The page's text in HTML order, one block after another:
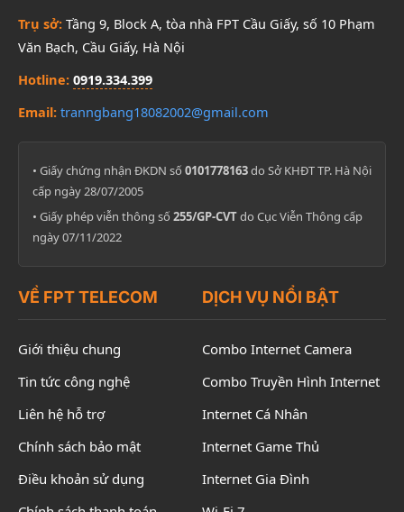
Trụ sở: Tầng 9, Block A, tòa nhà FPT Cầu Giấy, số 10 Phạm
Văn Bạch, Cầu Giấy, Hà Nội
Hotline: 0919.334.399
Email: tranngbang18082002@gmail.com
• Giấy chứng nhận ĐKDN số 0101778163do Sở KHĐT TP. Hà Nội
cấp ngày 28/07/2005
• Giấy phép viễn thông số 255/GP-CVTdo Cục Viễn Thông cấp
ngày 07/11/2022
VỀ FPT TELECOM
Giới thiệu chung
Tin tức công nghệ
Liên hệ hỗ trợ
Chính sách bảo mật
Điều khoản sử dụng
DỊCH VỤ NỔI BẬT
Combo Internet Camera
Combo Truyền Hình Internet
Internet Cá Nhân
Internet Game Thủ
Internet Gia Đình